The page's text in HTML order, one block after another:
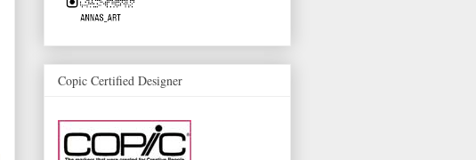
Copic Certified Designer